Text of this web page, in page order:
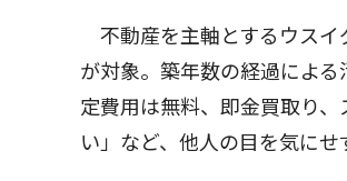
不動産を主軸とするウスイ
が対象。築年数の経過によ
定費用は無料、即金買取り
い」など、他人の目を気にせ